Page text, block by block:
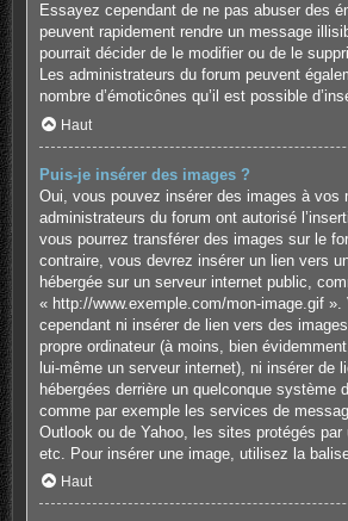
Essayez cependant de ne pas abuser des
peuvent rapidement rendre un message
pourrait décider de le modifier ou de le
Les administrateurs du forum peuvent
nombre d’émoticônes qu’il est possible
Haut
Puis-je insérer des images ?
Oui, vous pouvez insérer des images à vos
administrateurs du forum ont autorisé
vous pourrez transférer des images sur le
contraire, vous devrez insérer un lien vers
hébergée sur un serveur internet public,
« http://www.exemple.com/mon-image.gif ».
cependant ni insérer de lien vers des
propre ordinateur (à moins, bien
lui-même un serveur internet), ni insérer de
hébergées derrière un quelconque système
comme par exemple les services de
Outlook ou de Yahoo, les sites protégés par
etc. Pour insérer une image, utilisez la
Haut